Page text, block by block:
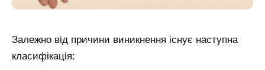
Залежно від причини виникнення існує наступна
класифікація: